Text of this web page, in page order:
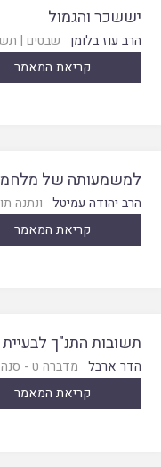
יששכר והגמול
הרב עוז בלומן שבטים |
קריאת המאמר
למשמעותה של
הרב יהודה עמיטל ונתנה
קריאת המאמר
תשובות התנ"ך
הדר ארבל מדברה ט -
קריאת המאמר